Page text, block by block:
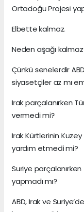
Ortadoğu Projesi
Elbette kalmaz.
Neden aşağı
Çünkü senelerdir
siyasetçiler az mı
Irak parçalanırken
vermedi mi?
Irak Kürtlerinin
yardım etmedi mi?
Suriye parçalanırken
yapmadı mı?
ABD, Irak ve